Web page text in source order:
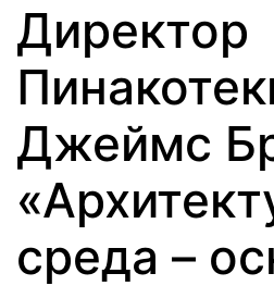
Директор
Джеймс
среда –